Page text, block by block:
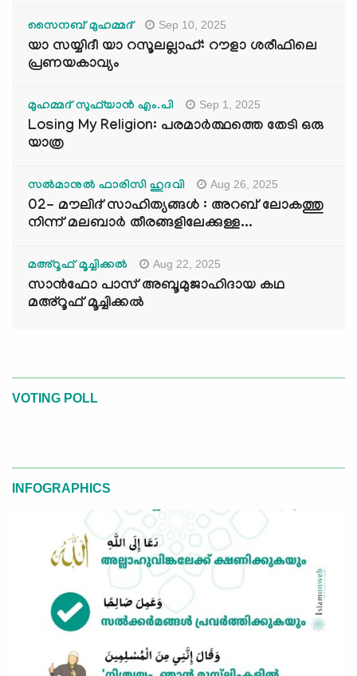
സൈനബ് മുഹമ്മദ് Sep 10, 2025
യാ സയ്യിദീ യാ റസൂലല്ലാഹ്: റൗളാ ശരീഫിലെ
പ്രണയകാവ്യം
മുഹമ്മദ് സുഫ്‌യാൻ എം.പി Sep 1, 2025
Losing My Religion: പരമാർത്ഥത്തെ തേടി ഒരു
യാത്ര
സൽമാനുൽ ഫാരിസി ഹുദവി Aug 26, 2025
02- മൗലിദ് സാഹിത്യങ്ങൾ : അറബ് ലോകത്തു
നിന്ന് മലബാർ തീരങ്ങളിലേക്കുള്ള...
മഅ്റൂഫ് മൂച്ചിക്കല്‍ Aug 22, 2025
സാൻഫോ പാസ് അബൂമുജാഹിദായ കഥ
മഅ്റൂഫ് മൂച്ചിക്കല്‍
VOTING POLL
INFOGRAPHICS